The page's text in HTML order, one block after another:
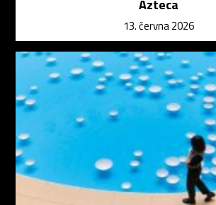
Azteca
13. června 2026